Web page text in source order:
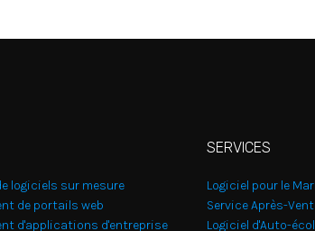
logiciels sur mesure
de portails web
d'applications d'entreprise
SERVICES
Logiciel pour le
Service Après-
Logiciel d'Auto-